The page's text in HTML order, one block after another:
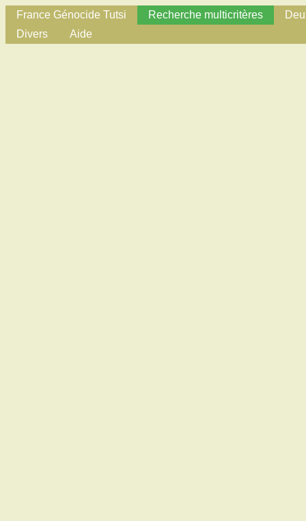
France Génocide Tutsi Recherche multicritères
Divers
Aide